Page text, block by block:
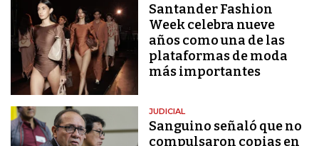
Santander Fashion
Week celebra nueve
años como una de las
plataformas de moda
más importantes
JUDICIAL
Sanguino señaló que no
compulsaron copias en